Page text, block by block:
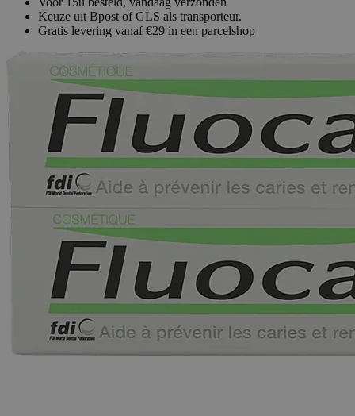
Keuze uit Bpost of GLS als transporteur.
Gratis levering vanaf €29 in een parcelshop